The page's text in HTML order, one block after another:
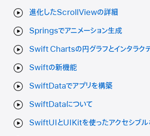
進化したScrollViewの詳細
Springsでアニメーション生成
Swift Chartsの円グラフとインタラク
Swiftの新機能
SwiftDataでアプリを構築
SwiftDataについて
SwiftUIとUIKitを使ったアクセシブル